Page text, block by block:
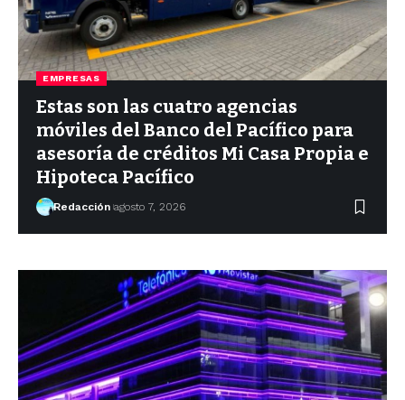
EMPRESAS
Estas son las cuatro agencias
móviles del Banco del Pacífico para
asesoría de créditos Mi Casa Propia e
Hipoteca Pacífico
Redacción agosto 7, 2026